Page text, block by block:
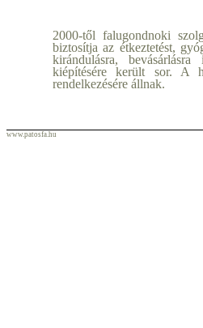
2000-től falugondnoki
biztosítja az étkeztetést,
kirándulásra,
kiépítésére került sor. A
rendelkezésére állnak.
www.patosfa.hu